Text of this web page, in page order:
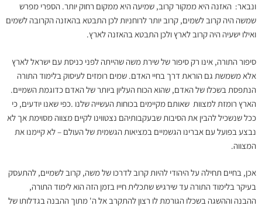
ונבאר: האזנה היא ממקור קרוב, שמיעה היא ממקום רחוק יותר. הספרי מפרש
שמשה היה קרוב לשמים, קרוב יותר לרוחניות לכן התבטא בהאזנה הקרובה לשמים
ואילו ישעיה היה קרוב לארץ ולכן התבטא בהאזנה לארץ.
סיפור התורה, אינו רק סיפור של שירת משה שהייתה לפני כניסת עם ישראל לארץ
אלא משמשת גם הוראת דרך בחיי האדם. שמים רומזים לעיסוק בלימוד התורה
הנתפסת בשכלו של האדם, שהוא הכוח העליון ביותר של האדם כדוגמת השמיים.
הארץ רומזת למצוות שאותם מקיימים בכוחות העשייה שלנו .כפי שאנו יודעים, כי
ככל שנשכיל להבין את הסיבות שבעקבותיהם נצטווינו לקיים מצווה מסוימת אך לא
נבצע בפועל עם אברינו הגשמיים במציאות הגשמית של העולם – לא קיימנו את
המצווה.
אכן, בחיים תחילה על היהודי להיות קרוב לדרכו של משה, קרוב לשמיים, להתעסק
בעיקר בלימוד התורה עד שירגיש שתכלית חייו בזמן הזה הוא לימוד התורה,
ההבנה וההשגה בשכלו הגורמת לו רצון להתקרב אל ה' מתוך ההבנה בגדלותו של